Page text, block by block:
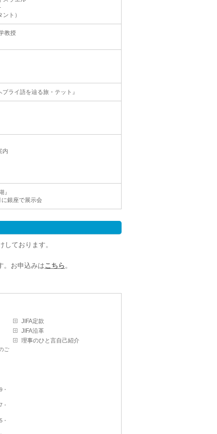
ト）
教授
ライ語を辿る旅・テット』
内
』
銀座で展示会
ております。
。お申込みはこちら。
JIFA定款
ご
JIFA沿革
理事のひと言自己紹介